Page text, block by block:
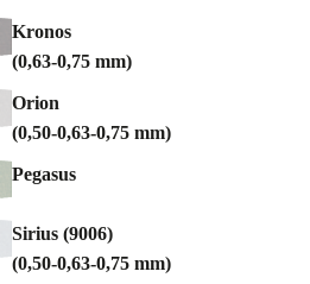
Kronos
(0,63-0,75 mm)
Orion
(0,50-0,63-0,75 mm)
Pegasus
Sirius (9006)
(0,50-0,63-0,75 mm)